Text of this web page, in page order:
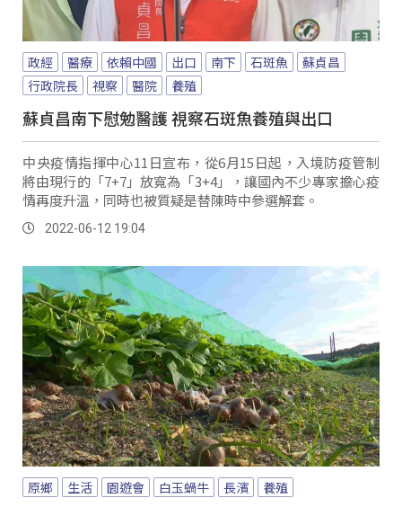
政經 醫療 依賴中國 出口 南下 石斑魚
蘇貞昌
行政院長
視察 醫院 養殖
蘇貞昌南下慰勉醫護 視察石斑魚養殖與出口
中央疫情指揮中心11日宣布，從6月15日起，入境防疫管制
將由現行的「7+7」放寬為「3+4」，讓國內不少專家擔心疫
情再度升溫，同時也被質疑是替陳時中參選解套。
2022-06-12 19:04
原鄉 生活 園遊會 白玉蝸牛 長濱 養殖